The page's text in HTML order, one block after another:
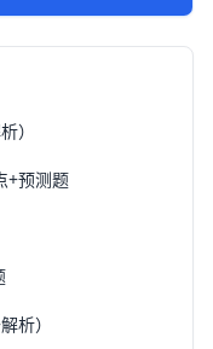
）
+预测题
析）